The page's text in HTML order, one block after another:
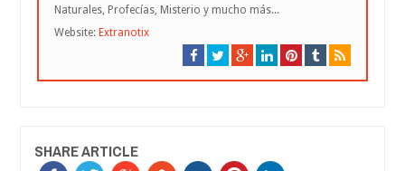
Naturales, Profecías, Misterio y mucho más...
Website: Extranotix
SHARE ARTICLE